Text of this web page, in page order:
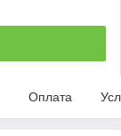
Оплата